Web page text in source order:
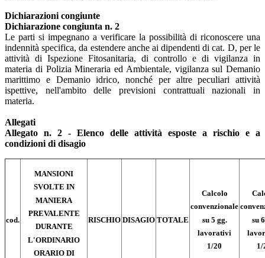
Dichiarazioni congiunte
Dichiarazione congiunta n. 2
Le parti si impegnano a verificare la possibilità di riconoscere una
indennità specifica, da estendere anche ai dipendenti di cat. D, per le
attività di Ispezione Fitosanitaria, di controllo e di vigilanza in
materia di Polizia Mineraria ed Ambientale, vigilanza sul Demanio
marittimo e Demanio idrico, nonché per altre peculiari attività
ispettive, nell'ambito delle previsioni contrattuali nazionali in
materia.
Allegati
Allegato n. 2 - Elenco delle attività esposte a rischio e a
condizioni di disagio
cod.
MANSIONI
SVOLTE IN
MANIERA
PREVALENTE
DURANTE
L'ORDINARIO
ORARIO DI
RISCHIO DISAGIO TOTALE
Calcolo
convenzionale
su 5 gg.
lavorativi
1/20
su
1/